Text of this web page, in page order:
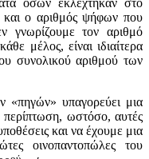
όσων εκλέχτηκαν στο
και ο αριθμός ψήφων που
γνωρίζουμε τον αριθμό
μέλος, είναι ιδιαίτερα
συνολικού αριθμού των
«πηγών» υπαγορεύει μια
ωστόσο, αυτές
και να έχουμε μια
οινοπαντοπώλες του